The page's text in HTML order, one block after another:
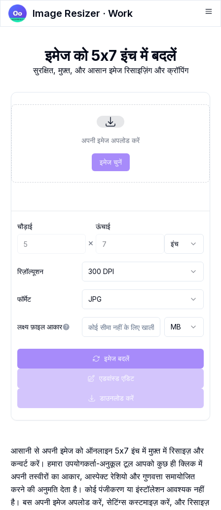
Image Resizer · Work
इमेज को 5x7 इंच में बदलें
सुरक्षित, मुफ़्त, और आसान इमेज रिसाइज़िंग और क्रॉपिंग
अपनी इमेज अपलोड करें
इमेज चुनें
चौड़ाई
×
ऊंचाई
इंच
रिज़ॉल्यूशन 300 DPI
फॉर्मेट JPG
लक्ष्य फ़ाइल आकार MB
इमेज बदलें
एडवांस्ड एडिट
डाउनलोड करें
आसानी से अपनी इमेज को ऑनलाइन 5x7 इंच में मुफ़्त में रिसाइज़ और
कन्वर्ट करें। हमारा उपयोगकर्ता-अनुकूल टूल आपको कुछ ही क्लिक में
अपनी तस्वीरों का आकार, आस्पेक्ट रेशियो और गुणवत्ता समायोजित
करने की अनुमति देता है। कोई पंजीकरण या इंस्टॉलेशन आवश्यक नहीं
है। बस अपनी इमेज अपलोड करें, सेटिंग्स कस्टमाइज़ करें, और रिसाइज़